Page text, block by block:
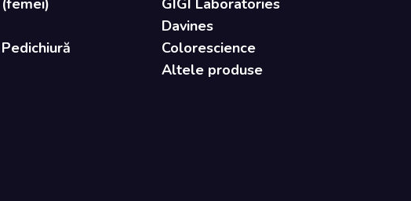
GIGI Laboratories
Davines
Colorescience
Altele produse